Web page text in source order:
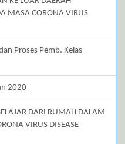
MASA CORONA VIRUS
Proses Pemb. Kelas
2020
DARI RUMAH DALAM
VIRUS DISEASE